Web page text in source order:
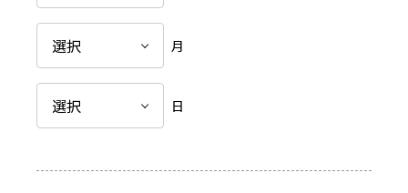
月
日